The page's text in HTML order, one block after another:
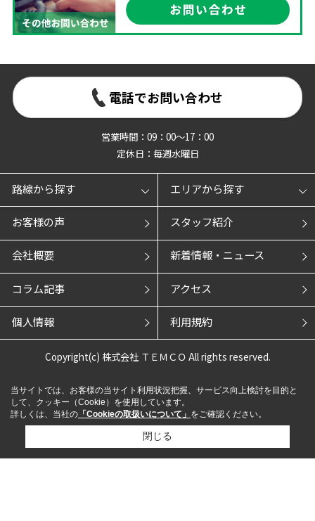
電話でお問い合わせ
営業時間：09：00～17：00
定休日：毎週水曜日
路線から探す エリアから探す
お客様の声 スタッフ紹介
会社概要 新着情報・ニュース
コラム記事 アクセス
個人情報 利用規約
Copyright(c) 株式会社 ＴＥＭＣＯ All rights reserved.
当サイトでは、お客様の当サイト利用状況把握、サービス向上検討を目的と
して、クッキー（Cookie）を使用しています。
詳しくは、当社の 「Cookieの取扱いについて」 をご確認ください。
閉じる